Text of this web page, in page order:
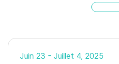
Juin 23 - Juillet 4, 2025